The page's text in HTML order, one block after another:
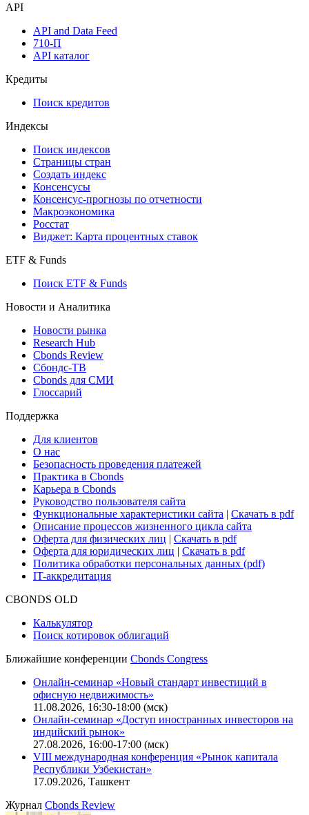
API
API and Data Feed
710-П
API каталог
Кредиты
Поиск кредитов
Индексы
Поиск индексов
Страницы стран
Создать индекс
Консенсусы
Консенсус-прогнозы по отчетности
Макроэкономика
Росстат
Виджет: Карта процентных ставок
ETF & Funds
Поиск ETF & Funds
Новости и Аналитика
Новости рынка
Research Hub
Cbonds Review
Сбондс-ТВ
Cbonds для СМИ
Глоссарий
Поддержка
Для клиентов
О нас
Безопасность проведения платежей
Практика в Cbonds
Карьера в Cbonds
Руководство пользователя сайта
Функциональные характеристики сайта | Скачать в pdf
Описание процессов жизненного цикла сайта
Оферта для физических лиц | Скачать в pdf
Оферта для юридических лиц | Скачать в pdf
Политика обработки персональных данных (pdf)
IT-аккредитация
CBONDS OLD
Калькулятор
Поиск котировок облигаций
Ближайшие конференции Cbonds Congress
Онлайн-семинар «Новый стандарт инвестиций в
офисную недвижимость»
11.08.2026, 16:30-18:00 (мск)
Онлайн-семинар «Доступ иностранных инвесторов на
индийский рынок»
27.08.2026, 16:00-17:00 (мск)
VIII международная конференция «Рынок капитала
Республики Узбекистан»
17.09.2026, Ташкент
Журнал Cbonds Review